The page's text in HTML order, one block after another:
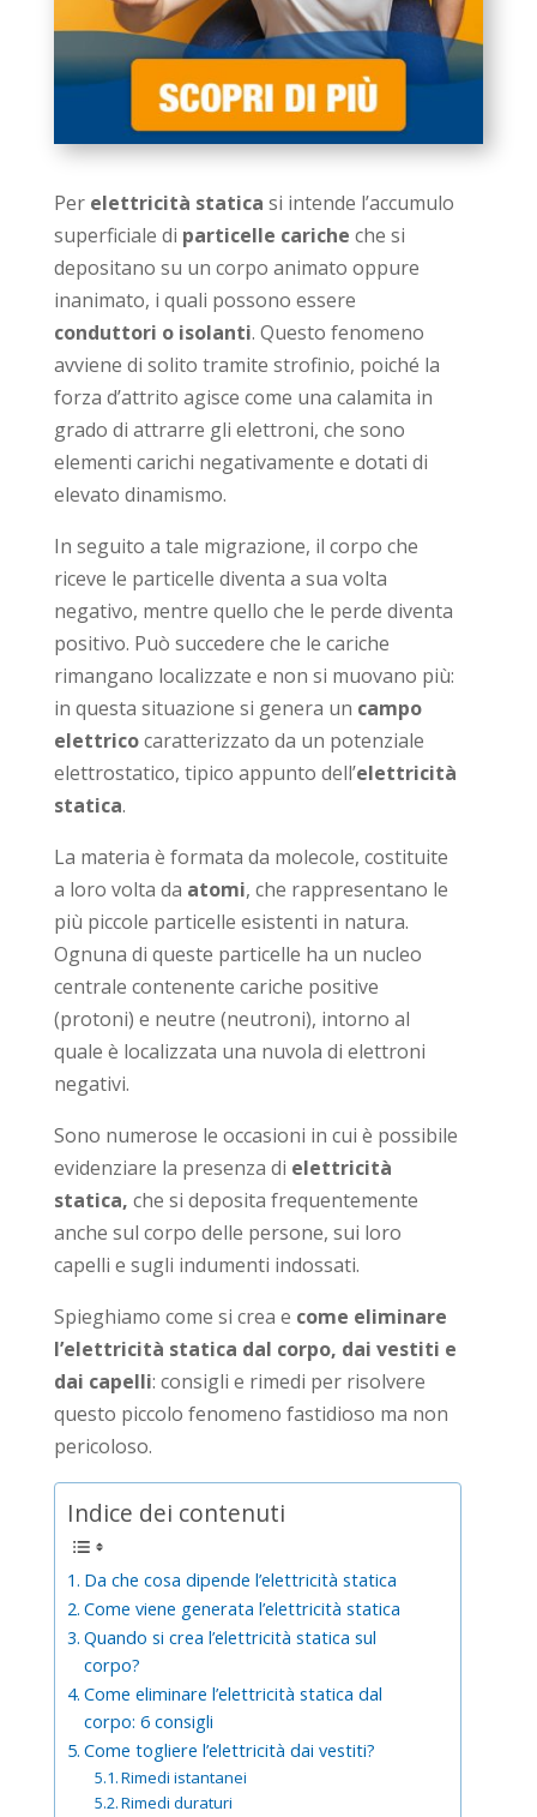
Per elettricità statica si intende l’accumulo
superficiale di particelle cariche che si
depositano su un corpo animato oppure
inanimato, i quali possono essere
conduttori o isolanti. Questo fenomeno
avviene di solito tramite strofinio, poiché la
forza d’attrito agisce come una calamita in
grado di attrarre gli elettroni, che sono
elementi carichi negativamente e dotati di
elevato dinamismo.
In seguito a tale migrazione, il corpo che
riceve le particelle diventa a sua volta
negativo, mentre quello che le perde diventa
positivo. Può succedere che le cariche
rimangano localizzate e non si muovano più:
in questa situazione si genera un campo
elettricocaratterizzato da un potenziale
elettrostatico, tipico appunto dell’elettricità
statica.
La materia è formata da molecole, costituite
a loro volta da atomi, che rappresentano le
più piccole particelle esistenti in natura.
Ognuna di queste particelle ha un nucleo
centrale contenente cariche positive
(protoni) e neutre (neutroni), intorno al
quale è localizzata una nuvola di elettroni
negativi.
Sono numerose le occasioni in cui è possibile
evidenziare la presenza di elettricità
statica, che si deposita frequentemente
anche sul corpo delle persone, sui loro
capelli e sugli indumenti indossati.
Spieghiamo come si crea e come eliminare
l’elettricità statica dal corpo, dai vestiti e
dai capelli: consigli e rimedi per risolvere
questo piccolo fenomeno fastidioso ma non
pericoloso.
Indice dei contenuti
Da che cosa dipende l’elettricità statica
Come viene generata l’elettricità statica
Quando si crea l’elettricità statica sul
corpo?
Come eliminare l’elettricità statica dal
corpo: 6 consigli
Come togliere l’elettricità dai vestiti?
Rimedi istantanei
Rimedi duraturi